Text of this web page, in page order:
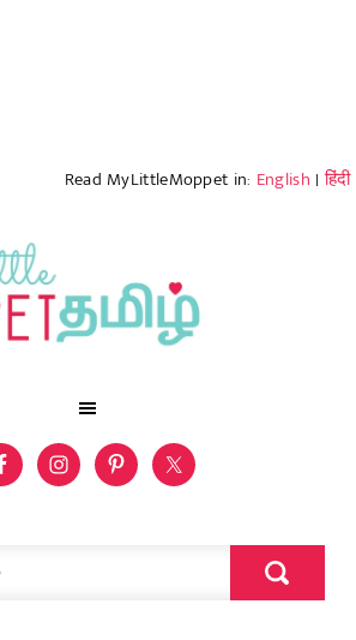
Read MyLittleMoppet in: English |हिंदी